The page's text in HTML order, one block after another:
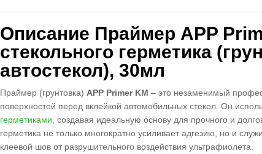
Описание Праймер APP
стекольного герметика
автостекол), 30мл
Праймер (грунтовка) APP Primer KM – это незаменимый
поверхностей перед вклейкой автомобильных стекол. Он
герметиками , создавая идеальную основу для прочного и
герметика не только многократно усиливает адгезию, но и
клеевой шов от разрушительного воздействия ультрафиолета.